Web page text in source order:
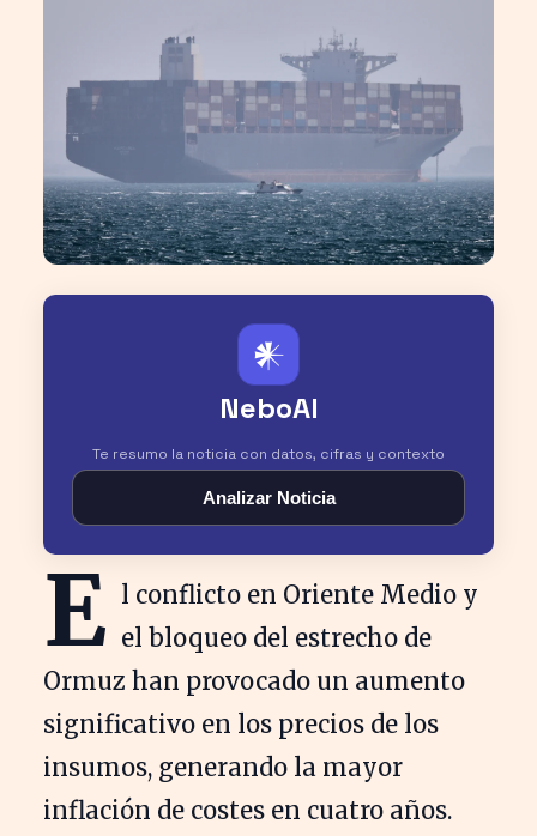
𒀭
NeboAI
Te resumo la noticia con datos, cifras y contexto
Analizar Noticia
E l conflicto en Oriente Medio y
el bloqueo del estrecho de
Ormuz han provocado un aumento
significativo en los precios de los
insumos, generando la mayor
inflación de costes en cuatro años.